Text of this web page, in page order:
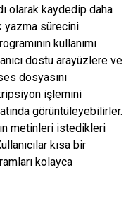
olarak kaydedip daha
yazma sürecini
kullanımı
dostu arayüzlere ve
dosyasını
işlemini
görüntüleyebilirler.
metinleri istedikleri
kısa bir
kolayca